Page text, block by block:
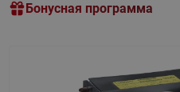
Бонусная программа